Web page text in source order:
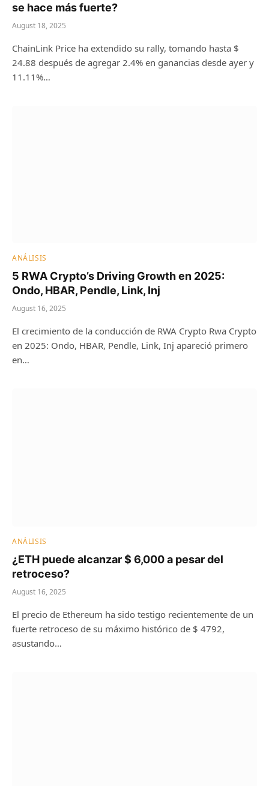
se hace más fuerte?
August 18, 2025
ChainLink Price ha extendido su rally, tomando hasta $
24.88 después de agregar 2.4% en ganancias desde ayer y
11.11%…
ANÁLISIS
5 RWA Crypto’s Driving Growth en 2025:
Ondo, HBAR, Pendle, Link, Inj
August 16, 2025
El crecimiento de la conducción de RWA Crypto Rwa Crypto
en 2025: Ondo, HBAR, Pendle, Link, Inj apareció primero
en…
ANÁLISIS
¿ETH puede alcanzar $ 6,000 a pesar del
retroceso?
August 16, 2025
El precio de Ethereum ha sido testigo recientemente de un
fuerte retroceso de su máximo histórico de $ 4792,
asustando…